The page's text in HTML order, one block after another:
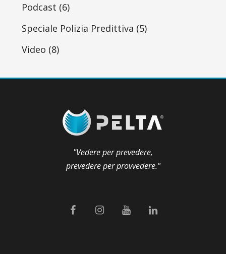
Podcast (6)
Speciale Polizia Predittiva (5)
Video (8)
"Vedere per prevedere,
prevedere per provvedere."